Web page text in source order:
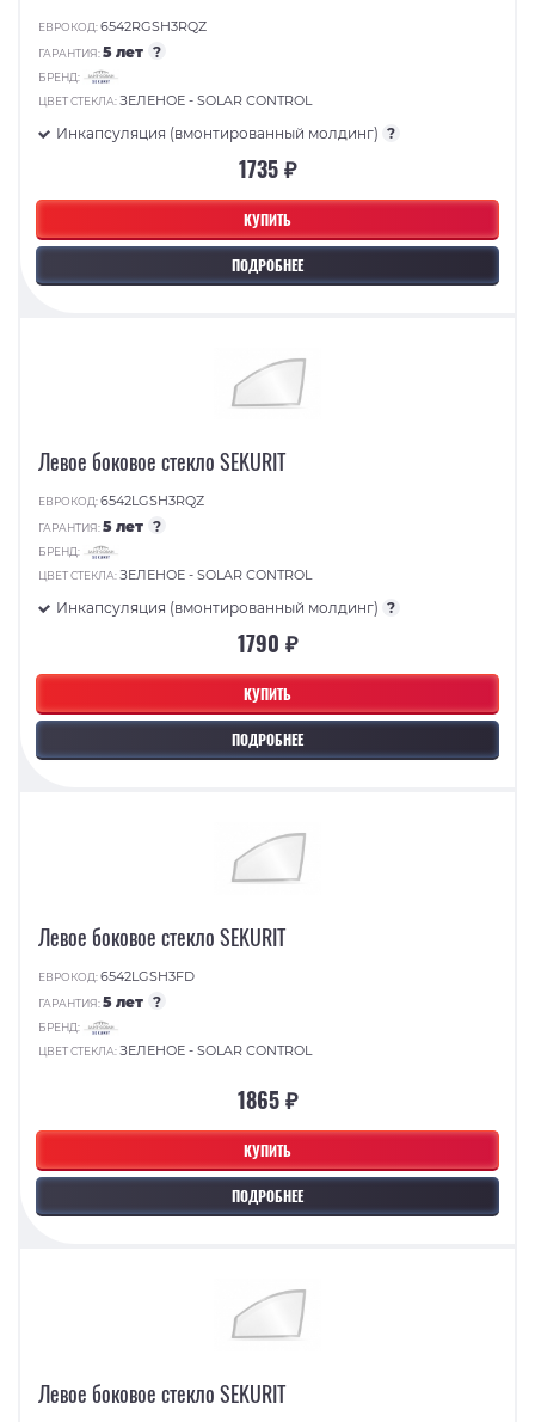
КУПИТЬ
ПОДРОБНЕЕ
ЕВРОКОД:6542RGSH3RQZ
ГАРАНТИЯ:5 лет ?
БРЕНД:
ЦВЕТ СТЕКЛА:ЗЕЛЕНОЕ - SOLAR CONTROL
Инкапсуляция (вмонтированный молдинг) ?
1735 ₽
КУПИТЬ
ПОДРОБНЕЕ
Левое боковое стекло SEKURIT
ЕВРОКОД:6542LGSH3RQZ
ГАРАНТИЯ:5 лет ?
БРЕНД:
ЦВЕТ СТЕКЛА:ЗЕЛЕНОЕ - SOLAR CONTROL
Инкапсуляция (вмонтированный молдинг) ?
1790 ₽
КУПИТЬ
ПОДРОБНЕЕ
Левое боковое стекло SEKURIT
ЕВРОКОД:6542LGSH3FD
ГАРАНТИЯ:5 лет ?
БРЕНД:
ЦВЕТ СТЕКЛА:ЗЕЛЕНОЕ - SOLAR CONTROL
1865 ₽
Левое боковое стекло SEKURIT